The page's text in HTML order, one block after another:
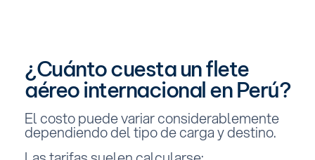
¿Cuánto cuesta un flete
aéreo internacional en Perú?
El costo puede variar considerablemente
dependiendo del tipo de carga y destino.